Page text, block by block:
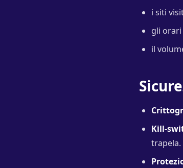
i siti
gli orari
il
Kill-
trapela.